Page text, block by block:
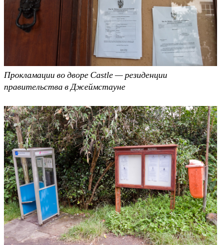
Прокламации во дворе Castle — резиденции
правительства в Джеймстауне